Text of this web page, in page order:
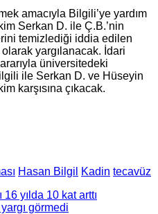
amacıyla Bilgili’ye yardım
Serkan D. ile Ç.B.’nin
temizlediği iddia edilen
yargılanacak. İdari
üniversitedeki
ile Serkan D. ve Hüseyin
karşısına çıkacak.
Hasan Bilgil Kadin tecavüz
yılda 10 kat arttı
görmedi